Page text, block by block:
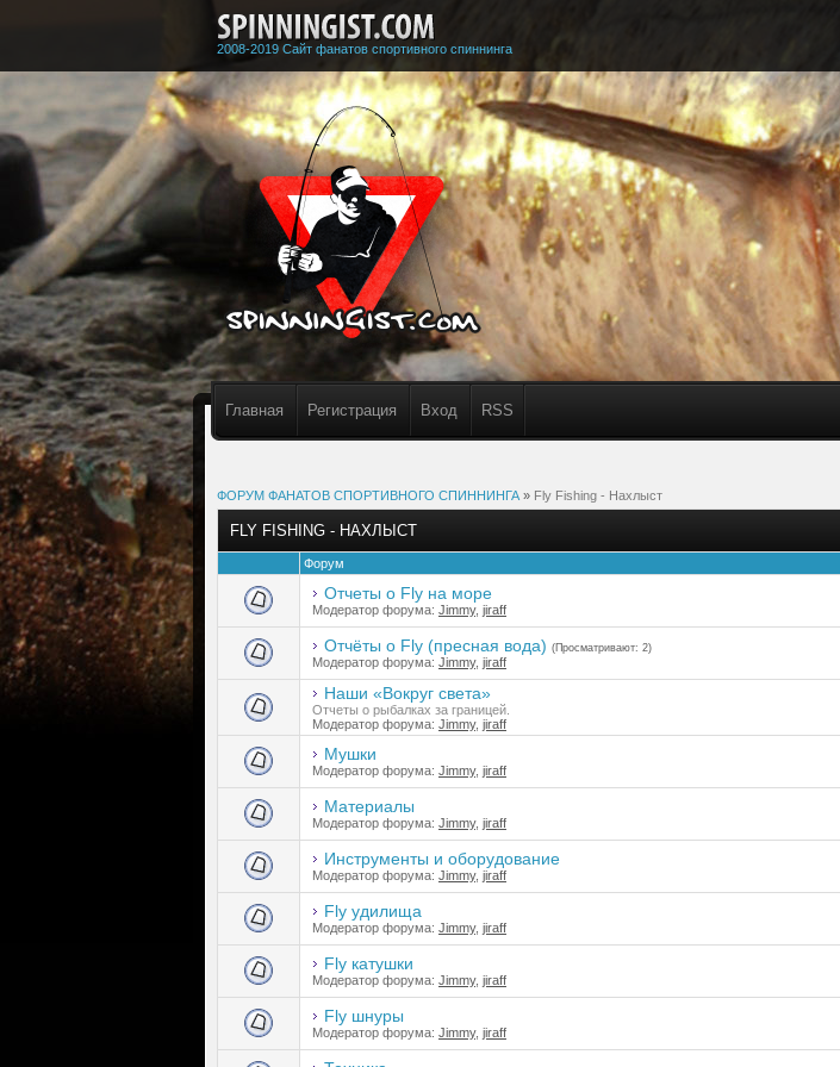
2008-2019 Сайт фанатов спортивного спиннинга
Главная Регистрация Вход RSS
ФОРУМ ФАНАТОВ СПОРТИВНОГО СПИННИНГА » Fly Fishing - Нахлыст
FLY FISHING - НАХЛЫСТ
Форум
Отчеты о Fly на море
Модератор форума: Jimmy, jiraff
Отчёты о Fly (пресная вода) (Просматривают: 2)
Модератор форума: Jimmy, jiraff
Наши «Вокруг света»
Отчеты о рыбалках за границей.
Модератор форума: Jimmy, jiraff
Мушки
Модератор форума: Jimmy, jiraff
Материалы
Модератор форума: Jimmy, jiraff
Инструменты и оборудование
Модератор форума: Jimmy, jiraff
Fly удилища
Модератор форума: Jimmy, jiraff
Fly катушки
Модератор форума: Jimmy, jiraff
Fly шнуры
Модератор форума: Jimmy, jiraff